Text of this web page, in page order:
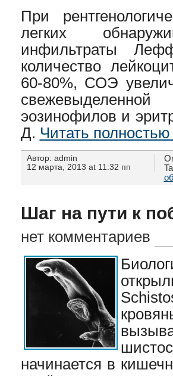
При
легких
инфильтраты
количество
60-80%, СОЭ
эозинофилов и
Д. Читать
Автор: admin
12 марта, 2013 at 11:32 пп
Шаг на пути к
нет комментариев
начинается в